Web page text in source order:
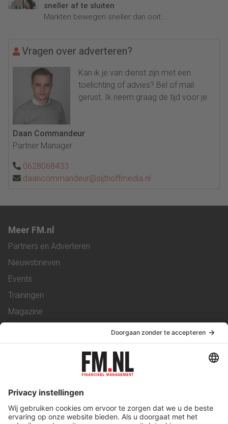
sneller af te sluiten
Markten bewegen sneller dan ooit....
Vragen over adverteren?
Kan ik je van dienst zijn met een
toelichting of advies? Bel of mail
gerust. Ik neem graag de tijd voor je.
Daan Commandeur
Partner Manager
0628068433
daancommandeur@sijthoffmedia.nl
Meer FM.nl
Partners en Adverteren
Nieuwsbrieven
Events
Trainingen
Magazine
Service & Contact
Werken bij ons
Privacy Statement